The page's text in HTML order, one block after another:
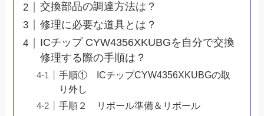
交換部品の調達方法は？
修理に必要な道具とは？
ICチップ CYW4356XKUBGを自分で交換
修理する際の手順は？
手順① ICチップCYW4356XKUBGの取
り外し
手順２ リボール準備＆リボール